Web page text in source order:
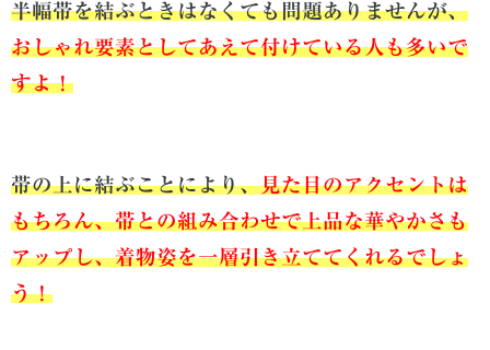
半幅帯を結ぶときはなくても問題ありませんが、
おしゃれ要素としてあえて付けている人も多いで
すよ！
帯の上に結ぶことにより、見た目のアクセントは
もちろん、帯との組み合わせで上品な華やかさも
アップし、着物姿を一層引き立ててくれるでしょ
う！